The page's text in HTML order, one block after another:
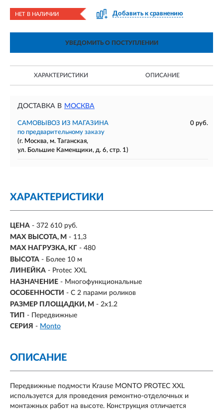
НЕТ В НАЛИЧИИ Добавить к сравнению
УВЕДОМИТЬ О ПОСТУПЛЕНИИ
ХАРАКТЕРИСТИКИ ОПИСАНИЕ
ДОСТАВКА В МОСКВА
САМОВЫВОЗ ИЗ МАГАЗИНА
0 руб.
по предварительному заказу
(г. Москва, м. Таганская,
ул. Большие Каменщики, д. 6, стр. 1)
ХАРАКТЕРИСТИКИ
ЦЕНА - 372 610 руб.
MAX ВЫСОТА, М - 11,3
MAX НАГРУЗКА, КГ - 480
ВЫСОТА - Более 10 м
ЛИНЕЙКА - Protec XXL
НАЗНАЧЕНИЕ - Многофункциональные
ОСОБЕННОСТИ - С 2 парами роликов
РАЗМЕР ПЛОЩАДКИ, М - 2х1.2
ТИП - Передвижные
СЕРИЯ - Monto
ОПИСАНИЕ
Передвижные подмости Krause MONTO PROTEC XXL
используется для проведения ремонтно-отделочных и
монтажных работ на высоте. Конструкция отличается